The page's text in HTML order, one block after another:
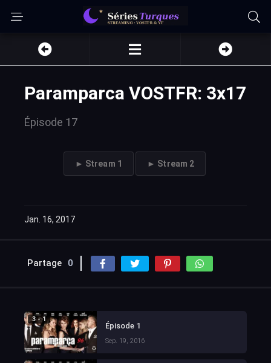
Paramparca VOSTFR: 3x17
Épisode 17
► Stream 1 ► Stream 2
Jan. 16, 2017
Partage 0
3 - 1
Épisode 1
Sep. 19, 2016